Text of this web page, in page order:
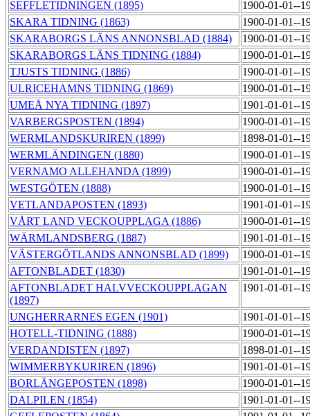
SEFFLETIDNINGEN (1895)
1900-01-01--
SKARA TIDNING (1863)
1900-01-01--
SKARABORGS LÄNS ANNONSBLAD (1884)
1900-01-01--
SKARABORGS LÄNS TIDNING (1884)
1900-01-01--
TJUSTS TIDNING (1886)
1900-01-01--
ULRICEHAMNS TIDNING (1869)
1900-01-01--
UMEÅ NYA TIDNING (1897)
1901-01-01--
VARBERGSPOSTEN (1894)
1900-01-01--
WERMLANDSKURIREN (1899)
1898-01-01--
WERMLÄNDINGEN (1880)
1900-01-01--
VERNAMO ALLEHANDA (1899)
1900-01-01--
WESTGÖTEN (1888)
1900-01-01--
VETLANDAPOSTEN (1893)
1901-01-01--
VÅRT LAND VECKOUPPLAGA (1886)
1900-01-01--
WÄRMLANDSBERG (1887)
1901-01-01--
VÄSTERGÖTLANDS ANNONSBLAD (1899)
1900-01-01--
AFTONBLADET (1830)
1901-01-01--
AFTONBLADET HALVVECKOUPPLAGAN
(1897)
1901-01-01--
UNGHERRARNES EGEN (1901)
1901-01-01--
HOTELL-TIDNING (1888)
1900-01-01--
VERDANDISTEN (1897)
1898-01-01--
WIMMERBYKURIREN (1896)
1901-01-01--
BORLÄNGEPOSTEN (1898)
1900-01-01--
DALPILEN (1854)
1901-01-01--